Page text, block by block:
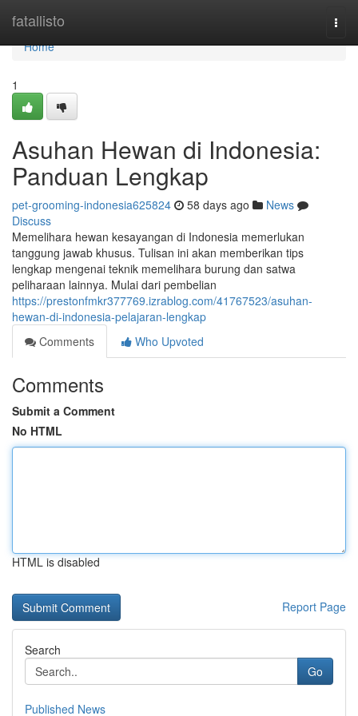
fatallisto
Home
Home
1
Asuhan Hewan di Indonesia:
Panduan Lengkap
pet-grooming-indonesia625824 58 days ago
News
Discuss
Memelihara hewan kesayangan di Indonesia memerlukan
tanggung jawab khusus. Tulisan ini akan memberikan tips
lengkap mengenai teknik memelihara burung dan satwa
peliharaan lainnya. Mulai dari pembelian
https://prestonfmkr377769.izrablog.com/41767523/asuhan-
hewan-di-indonesia-pelajaran-lengkap
Comments
Who Upvoted
Comments
Submit a Comment
No HTML
HTML is disabled
Report Page
Search
Go
Published News